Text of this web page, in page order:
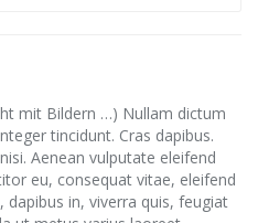
mit Bildern …) Nullam dictum
tincidunt. Cras dapibus.
Aenean vulputate eleifend
eu, consequat vitae, eleifend
in, viverra quis, feugiat